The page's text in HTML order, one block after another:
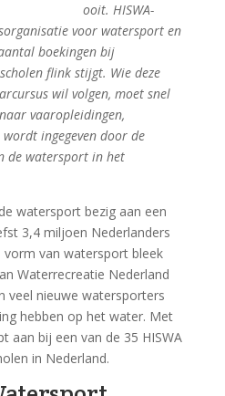
ooit. HISWA-
voor watersport en
boekingen bij
flink stijgt. Wie deze
wil volgen, moet snel
vaaropleidingen,
ingegeven door de
de watersport in het
watersport bezig aan een
3,4 miljoen Nederlanders
van watersport bleek
Waterrecreatie Nederland
veel nieuwe watersporters
hebben op het water. Met
aan bij een van de 35 HISWA
in Nederland.